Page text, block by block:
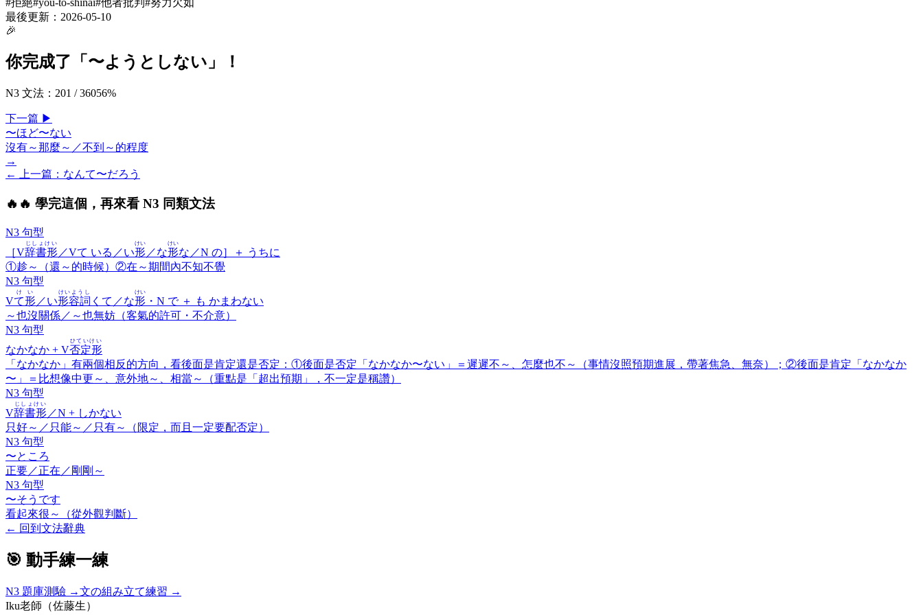
#拒絕#you-to-shinai#他者批判 #努力欠如
最後更新： 2026-05-10
🎉
你完成了「 〜ようとしない 」！
N3 文法 ： 201 /36056%
下一篇 ▶
〜ほど〜ない
沒有～那麼～／不到～的程度
→
← 上一篇 ： なんて〜だろう
🔥 🔥 學完這個，再來看 N3 同類文法
N3 句型
［V辞書形
じしょけい
／Vて いる／い形
けい
／な形
けい
な／N の］＋ うちに
①趁～（還～的時候）②在～期間內不知不覺
N3 句型
Vて形
けい
／い形容詞
けいようし
くて／な形
けい
・N で ＋ も かまわない
～也沒關係／～也無妨（客氣的許可・不介意）
N3 句型
なかなか + V否定形
ひていけい
「なかなか」有兩個相反的方向，看後面是肯定還是否定：①後面是否定「なかなか〜ない」＝遲遲不～、怎麼也不～（事情沒照預期進展，帶著焦急、無奈）；②後面是肯定「なかなか
〜」＝比想像中更～、意外地～、相當～（重點是「超出預期」，不一定是稱讚）
N3 句型
V辞書形
じしょけい
／N + しかない
只好～／只能～／只有～（限定，而且一定要配否定）
N3 句型
〜ところ
正要／正在／剛剛～
N3 句型
〜そうです
看起來很～（從外觀判斷）
← 回到文法辭典
🎯 動手練一練
N3 題庫測驗 →文の組み立て練習 →
Iku老師（佐藤生）